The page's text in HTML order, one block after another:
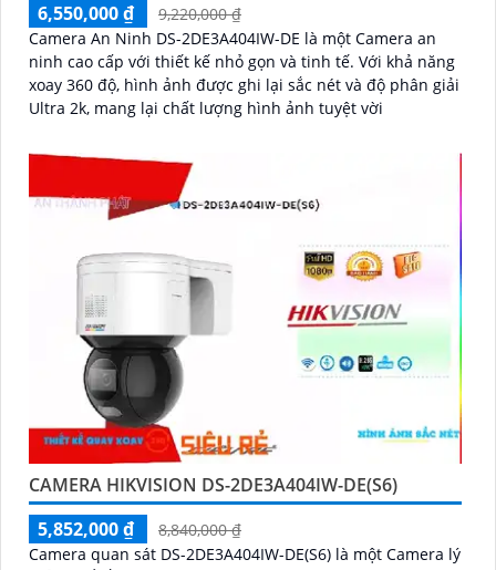
6,550,000 ₫
9,220,000 ₫
Camera An Ninh DS-2DE3A404IW-DE là một Camera an
ninh cao cấp với thiết kế nhỏ gọn và tinh tế. Với khả năng
xoay 360 độ, hình ảnh được ghi lại sắc nét và độ phân giải
Ultra 2k, mang lại chất lượng hình ảnh tuyệt vời
CAMERA HIKVISION DS-2DE3A404IW-DE(S6)
5,852,000 ₫
8,840,000 ₫
Camera quan sát DS-2DE3A404IW-DE(S6) là một Camera lý